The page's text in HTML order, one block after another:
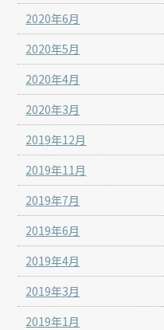
2020年6月
2020年5月
2020年4月
2020年3月
2019年12月
2019年11月
2019年7月
2019年6月
2019年4月
2019年3月
2019年1月